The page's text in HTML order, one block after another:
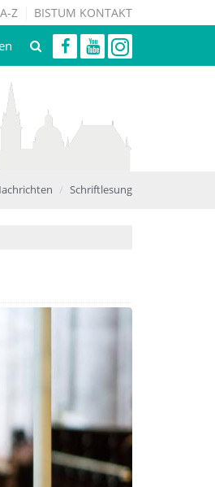
Z BISTUM KONTAKT
Schriftlesung